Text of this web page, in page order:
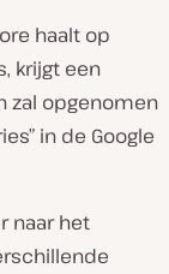
haalt op
krijgt een
zal opgenomen
in de Google
naar het